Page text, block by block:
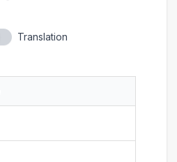
Translation